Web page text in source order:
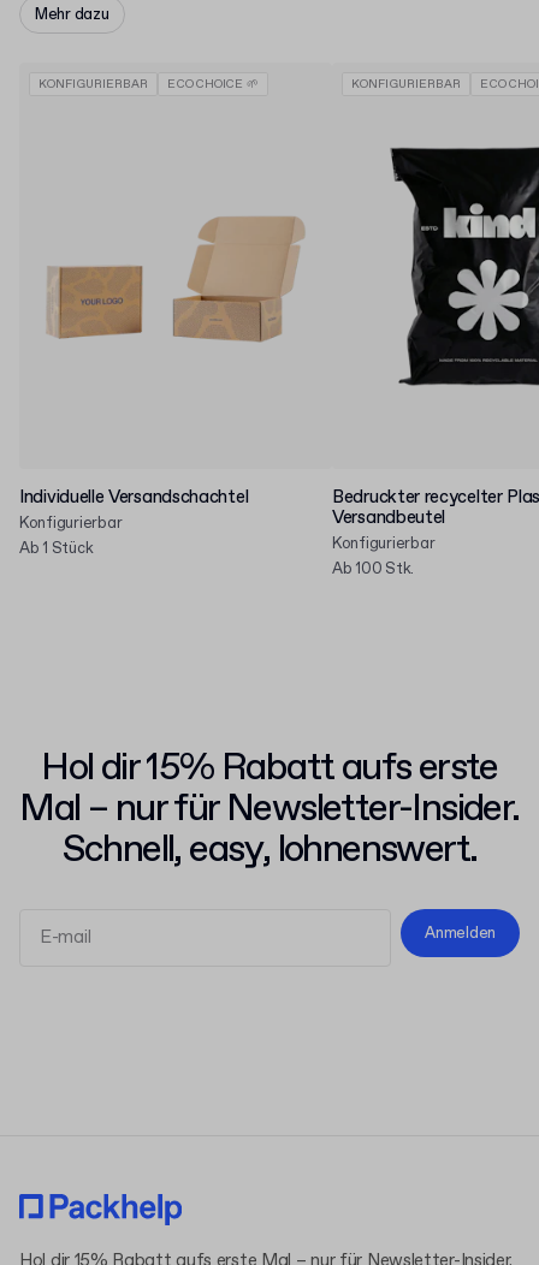
Mehr dazu
KONFIGURIERBAR ECO CHOICE 🌱
Individuelle Versandschachtel
Konfigurierbar
Ab 1 Stück
KONFIGURIERBAR ECO
Bedruckter recycelter
Versandbeutel
Konfigurierbar
Ab 100 Stk.
Hol dir 15% Rabatt aufs erste
Mal – nur für Newsletter-Insider.
Schnell, easy, lohnenswert.
Anmelden